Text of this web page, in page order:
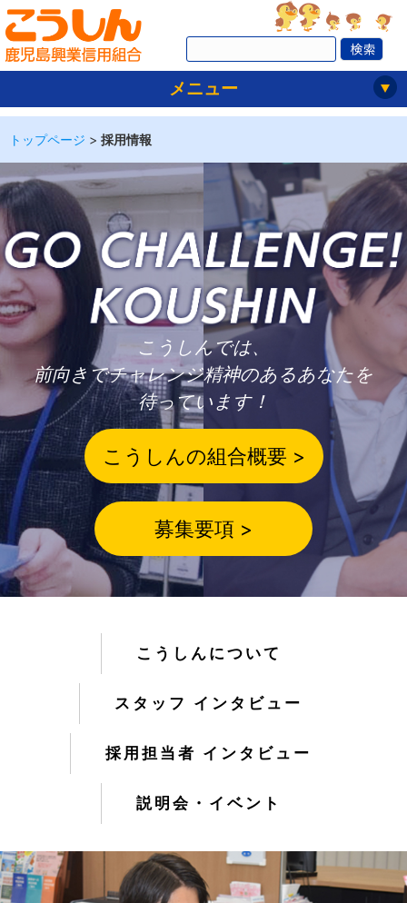
メニュー
トップページ > 採用情報
こうしんでは、
前向きでチャレンジ精神のあるあなたを
待っています！
こうしんの組合概要 >
募集要項 >
こうしんについて
スタッフ インタビュー
採用担当者 インタビュー
説明会・イベント